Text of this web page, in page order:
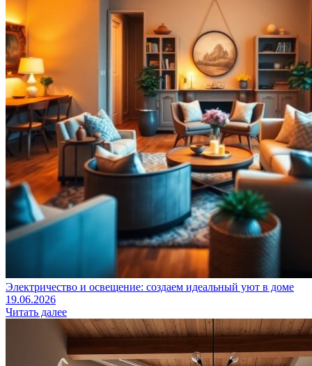
Электричество и освещение: создаем идеальный уют в доме
19.06.2026
Читать далее